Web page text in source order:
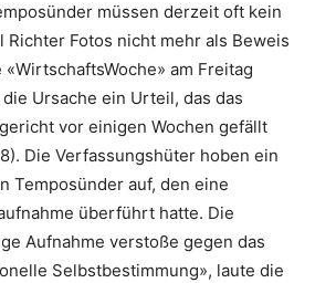
müssen derzeit oft kein
Richter Fotos nicht mehr als Beweis
am Freitag
Ursache ein Urteil, das das
vor einigen Wochen gefällt
Die Verfassungshüter hoben ein
Temposünder auf, den eine
überführt hatte. Die
Aufnahme verstoße gegen das
Selbstbestimmung», laute die